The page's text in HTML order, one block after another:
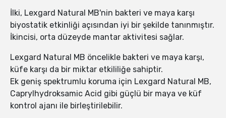
İlki, Lexgard Natural MB'nin bakteri ve maya karşı
biyostatik etkinliği açısından iyi bir şekilde tanınmıştır.
İkincisi, orta düzeyde mantar aktivitesi sağlar.
Lexgard Natural MB öncelikle bakteri ve maya karşı,
küfe karşı da bir miktar etkililiğe sahiptir.
Ek geniş spektrumlu koruma için Lexgard Natural MB,
Caprylhydroksamic Acid gibi güçlü bir maya ve küf
kontrol ajanı ile birleştirilebilir.